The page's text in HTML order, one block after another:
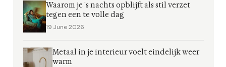
Waarom je 's nachts opblijft als stil verzet
tegen een te volle dag
19 June 2026
Metaal in je interieur voelt eindelijk weer
warm